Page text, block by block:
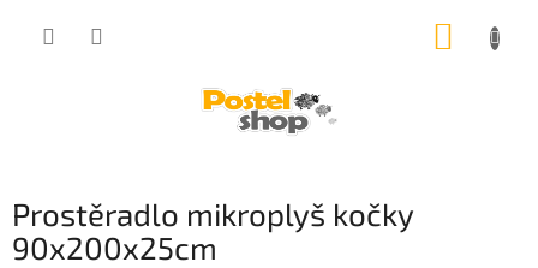
Prostěradlo mikroplyš kočky
90x200x25cm